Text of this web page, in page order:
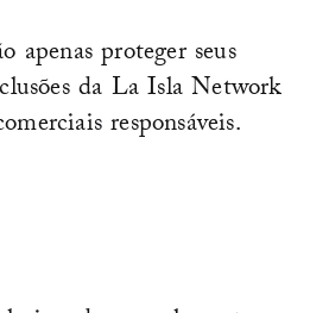
apenas proteger seus
da La Isla Network
responsáveis.